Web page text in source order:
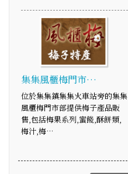
集集風櫃梅門市…
位於集集鎮集集火車站旁的集集
風櫃梅門市部提供梅子產品販
售,包括梅果系列,蜜餞,酥餅類,
梅汁,梅…